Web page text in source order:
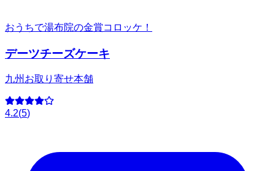
おうちで湯布院の金賞コロッケ！
デーツチーズケーキ
九州お取り寄せ本舗
4.2(5)